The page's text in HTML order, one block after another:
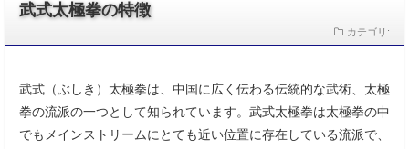
武式太極拳の特徴
カテゴリ:
武式（ぶしき）太極拳は、中国に広く伝わる伝統的な武術、太極
拳の流派の一つとして知られています。武式太極拳は太極拳の中
でもメインストリームにとても近い位置に存在している流派で、